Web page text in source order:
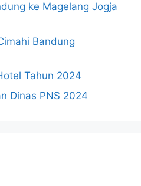
ke Magelang Jogja
Bandung
Tahun 2024
Dinas PNS 2024